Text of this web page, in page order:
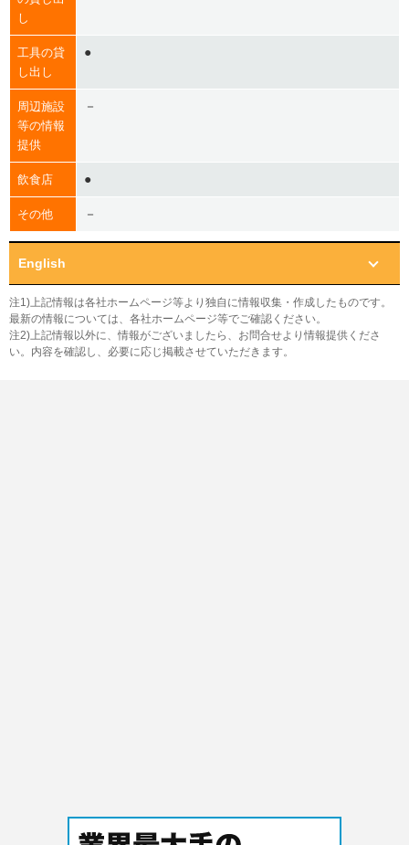
し
工具の貸
し出し
●
周辺施設
等の情報
提供
－
飲食店 ●
その他 －
English
注1)上記情報は各社ホームページ等より独自に情報収集・作成したものです。
最新の情報については、各社ホームページ等でご確認ください。
注2)上記情報以外に、情報がございましたら、お問合せより情報提供くださ
い。内容を確認し、必要に応じ掲載させていただきます。